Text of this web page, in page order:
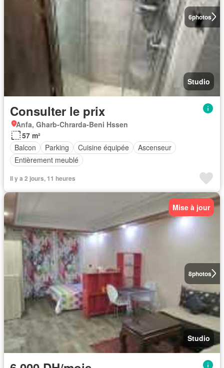
6photos
Studio
Consulter le prix
Anfa, Gharb-Chrarda-Beni Hssen
57 m²
Balcon
Parking Cuisine équipée
Ascenseur
Entièrement meublé
Il y a 2 jours, 11 heures
8photos
Mise à jour
Studio